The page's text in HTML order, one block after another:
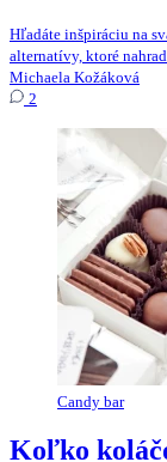
Hľadáte inšpiráciu na
alternatívy, ktoré
Michaela Kožáková
2
Candy bar
Koľko